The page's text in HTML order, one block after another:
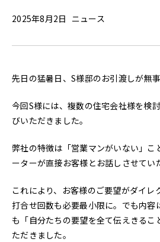
D-BASE
CONTACT
2025年8月2日 ニュース
先日の猛暑日、S様邸のお引渡しが無
今回S様には、複数の住宅会社様を検
びいただきました。
弊社の特徴は「営業マンがいない」こ
ーターが直接お客様とお話しさせてい
これにより、お客様のご要望がダイレ
打合せ回数も必要最小限に。でも内容
も「自分たちの要望を全て伝えきるこ
ただきました。